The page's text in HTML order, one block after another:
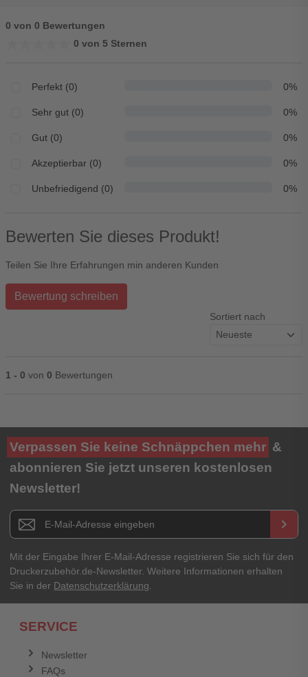
0 von 0 Bewertungen
0 von 5 Sternen
Perfekt (0) 0%
Sehr gut (0) 0%
Gut (0) 0%
Akzeptierbar (0) 0%
Unbefriedigend (0) 0%
Bewerten Sie dieses Produkt!
Teilen Sie Ihre Erfahrungen min anderen Kunden
Bewertung schreiben
Sortiert nach
1 - 0 von 0 Bewertungen
Ihre Bewertung**
★★★★★
Titel**
E-Mail-Adresse
Ihr Passwort
Verpassen Sie keine Schnäppchen mehr &
abonnieren Sie jetzt unseren kostenlosen
Newsletter!
Newsletter E-Mail Adresse keyboard_arrow_right
Mit der Eingabe Ihrer E-Mail-Adresse registrieren Sie sich für den
Druckerzubehör.de-Newsletter. Weitere Informationen erhalten
Sie in der Datenschutzerklärung.
SERVICE
Newsletter
FAQs